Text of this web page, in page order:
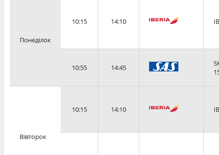
Понеділок
10:15 14:10
10:55 14:45
Вівторок
10:15 14:10